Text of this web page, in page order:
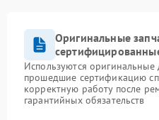
Оригинальные
Используются
прошедшие сертификацию
корректную работу после
гарантийных обязательств